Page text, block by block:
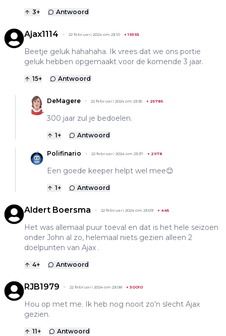
3+ Antwoord
Ajax1114 22 februari 2024 om 23:10 +19393
Beetje geluk hahahaha. Ik vrees dat we ons portie
geluk hebben opgemaakt voor de komende 3 jaar.
15+ Antwoord
DeMagere 22 februari 2024 om 23:35 + 25786
300 jaar zul je bedoelen.
1+ Antwoord
Polifinario 22 februari 2024 om 23:37 + 2978
Een goede keeper helpt wel mee😊
1+ Antwoord
Aldert Boersma 22 februari 2024 om 23:09 + 445
Het was allemaal puur toeval en dat is het hele seizoen
onder John al zo, helemaal niets gezien alleen 2
doelpunten van Ajax .
4+ Antwoord
RJB1979 22 februari 2024 om 23:08 + 30010
Hou op met me. Ik heb nog nooit zo'n slecht Ajax
gezien.
11+ Antwoord